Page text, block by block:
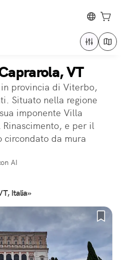
VT
provincia di Viterbo,
Situato nella regione
imponente Villa
e per il
circondato da mura
AI
Italia»